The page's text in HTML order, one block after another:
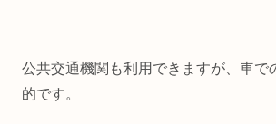
公共交通機関も利用できますが、車で
的です。